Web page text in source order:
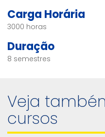
Carga Horária
3000 horas
Duração
8 semestres
Veja
cursos